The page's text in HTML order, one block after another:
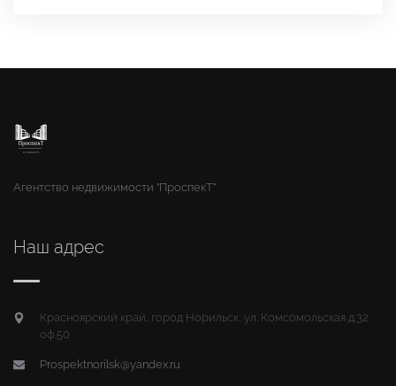
Агентство недвижимости "ПроспекТ"
Наш адрес
Красноярский край, город Норильск, ул. Комсомольская д.32
оф.50
Prospektnorilsk@yandex.ru